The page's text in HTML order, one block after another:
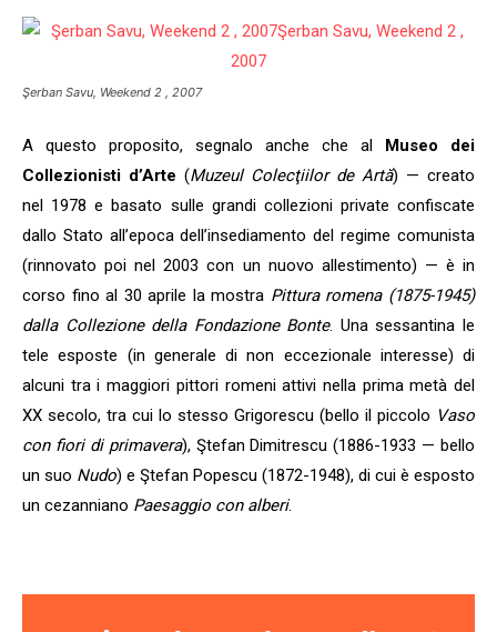
Şerban Savu, Weekend 2 , 2007
A questo proposito, segnalo anche che al Museo dei
Collezionisti d’Arte (Muzeul Colecţiilor de Artă) — creato
nel 1978 e basato sulle grandi collezioni private confiscate
dallo Stato all’epoca dell’insediamento del regime comunista
(rinnovato poi nel 2003 con un nuovo allestimento) — è in
corso fino al 30 aprile la mostra Pittura romena (1875-1945)
dalla Collezione della Fondazione Bonte. Una sessantina le
tele esposte (in generale di non eccezionale interesse) di
alcuni tra i maggiori pittori romeni attivi nella prima metà del
XX secolo, tra cui lo stesso Grigorescu (bello il piccolo Vaso
con fiori di primavera), Ştefan Dimitrescu (1886-1933 — bello
un suo Nudo) e Ştefan Popescu (1872-1948), di cui è esposto
un cezanniano Paesaggio con alberi.